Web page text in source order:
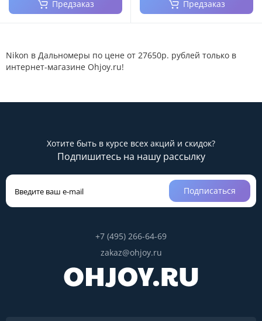
Предзаказ Предзаказ
Nikon в Дальномеры по цене от 27650р. рублей только в
интернет-магазине Ohjoy.ru!
Хотите быть в курсе всех акций и скидок?
Подпишитесь на нашу рассылку
Подписаться
+7 (495) 266-64-69
zakaz@ohjoy.ru